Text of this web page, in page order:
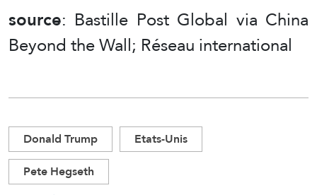
source: Bastille Post Global via China
Beyond the Wall; Réseau international
Donald Trump
Etats-Unis
Pete Hegseth